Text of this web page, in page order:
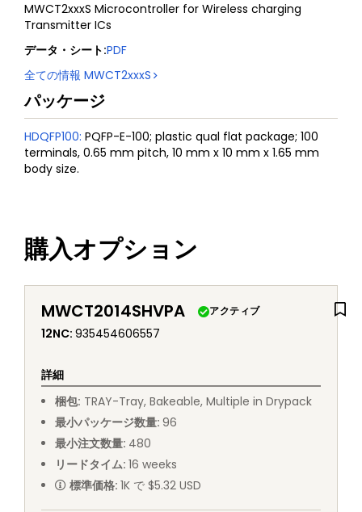
MWCT2xxxS Microcontroller for Wireless charging
Transmitter ICs
データ・シート:PDF
全ての情報 MWCT2xxxS
パッケージ
HDQFP100: PQFP-E-100; plastic qual flat package; 100
terminals, 0.65 mm pitch, 10 mm x 10 mm x 1.65 mm
body size.
購入オプション
MWCT2014SHVPA アクティブ
12NC: 935454606557
詳細
梱包: TRAY-Tray, Bakeable, Multiple in Drypack
最小パッケージ数量: 96
最小注文数量: 480
リードタイム: 16 weeks
標準価格: 1K で $5.32 USD